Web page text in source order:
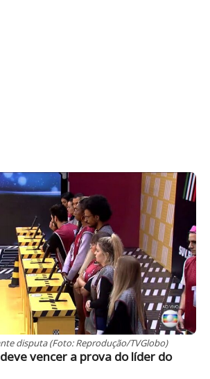
disputa (Foto: Reprodução/TVGlobo)
vencer a prova do líder do